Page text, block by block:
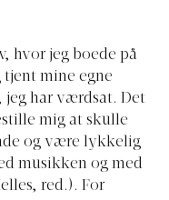
hvor jeg boede på
tjent mine egne
jeg har værdsat. Det
mig at skulle
og være lykkelig
musikken og med
red.). For